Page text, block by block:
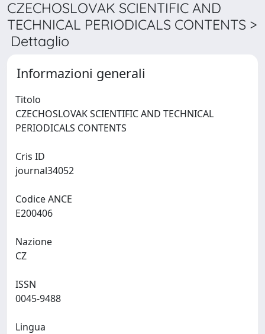
CZECHOSLOVAK SCIENTIFIC AND
TECHNICAL PERIODICALS CONTENTS >
Dettaglio
Informazioni generali
Titolo
CZECHOSLOVAK SCIENTIFIC AND TECHNICAL
Cris ID
Codice ANCE
Nazione
ISSN
Lingua